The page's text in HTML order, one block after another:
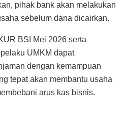
pihak bank akan melakukan
sebelum dana dicairkan.
BSI Mei 2026 serta
UMKM dapat
dengan kemampuan
tepat akan membantu usaha
arus kas bisnis.